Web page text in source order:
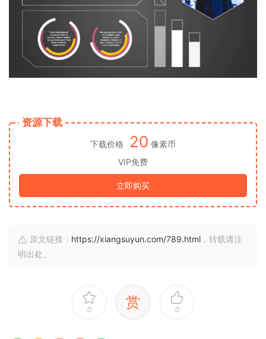
资源下载
下载价格 20 像素币
VIP免费
立即购买
原文链接： https://xiangsuyun.com/789.html ，转载请注
明出处。
0 赏 0